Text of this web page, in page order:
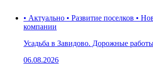
• Актуально • Развитие поселков •
компании
Усадьба в Завидово. Дорожные
06.08.2026